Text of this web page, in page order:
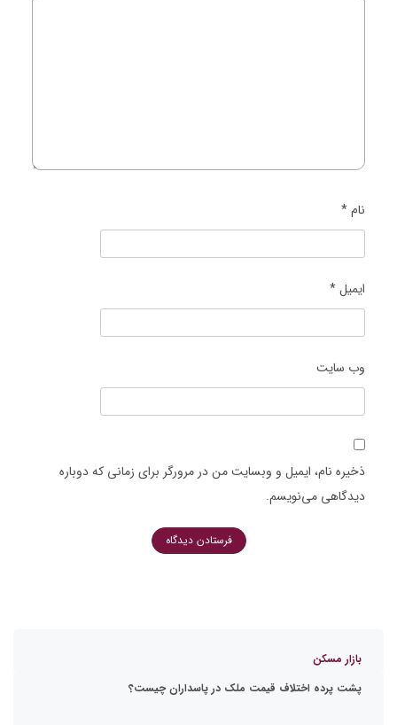
نام*
ایمیل*
وب‌ سایت
ذخیره نام، ایمیل و وبسایت من در مرورگر برای زمانی که دوباره
دیدگاهی می‌نویسم.
بازار مسکن
پشت پرده اختلاف قیمت ملک در پاسداران چیست؟